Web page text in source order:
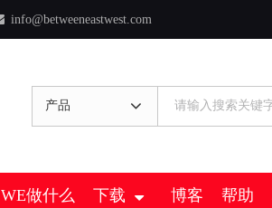
info@betweeneastwest.com
产品
WE做什么 下载 博客 帮助